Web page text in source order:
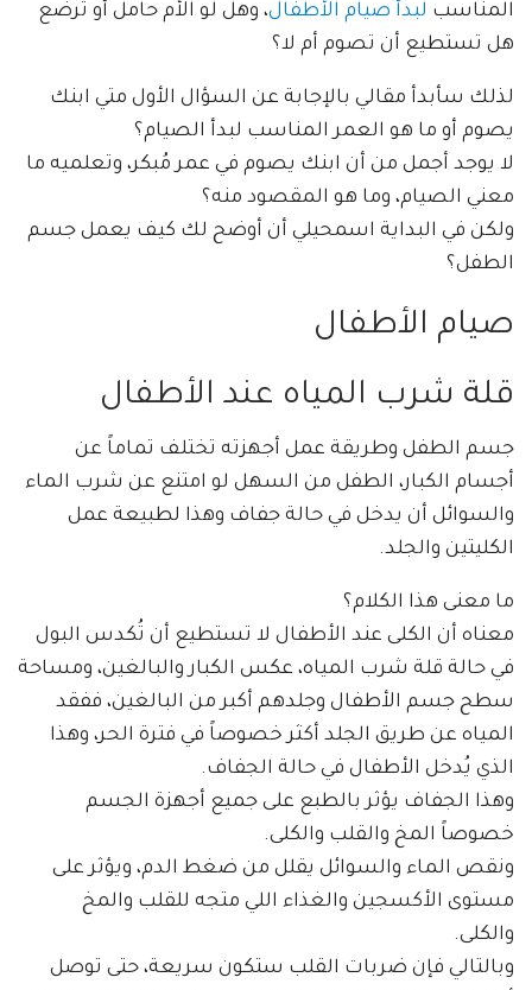
المناسب لبدأ صيام الأطفال، وهل لو الأم حامل أو تُرضع
هل تستطيع أن تصوم أم لا؟
لذلك سأبدأ مقالي بالإجابة عن السؤال الأول متي ابنك
يصوم أو ما هو العمر المناسب لبدأ الصيام؟
لا يوجد أجمل من أن ابنك يصوم في عمر مُبكر، وتعلميه ما
معني الصيام، وما هو المقصود منه؟
ولكن في البداية اسمحيلي أن أوضح لك كيف يعمل جسم
الطفل؟
صيام الأطفال
قلة شرب المياه عند الأطفال
جسم الطفل وطريقة عمل أجهزته تختلف تماماً عن
أجسام الكبار، الطفل من السهل لو امتنع عن شرب الماء
والسوائل أن يدخل في حالة جفاف وهذا لطبيعة عمل
الكليتين والجلد.
ما معنى هذا الكلام؟
معناه أن الكلى عند الأطفال لا تستطيع أن تُكدس البول
في حالة قلة شرب المياه، عكس الكبار والبالغين، ومساحة
سطح جسم الأطفال وجلدهم أكبر من البالغين، ففقد
المياه عن طريق الجلد أكثر خصوصاً في فترة الحر، وهذا
الذي يُدخل الأطفال في حالة الجفاف.
وهذا الجفاف يؤثر بالطبع على جميع أجهزة الجسم
خصوصاً المخ والقلب والكلى.
ونقص الماء والسوائل يقلل من ضغط الدم، ويؤثر على
مستوى الأكسجين والغذاء اللي متجه للقلب والمخ
والكلى.
وبالتالي فإن ضربات القلب ستكون سريعة، حتى توصل